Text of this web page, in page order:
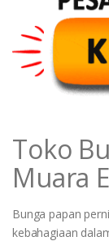
Toko
Muara
Bunga papan
kebahagiaan